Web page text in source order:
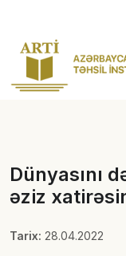
Dünyasını
əziz
Tarix: 28.04.2022